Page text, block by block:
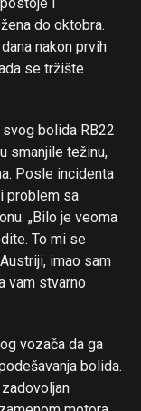
do oktobra.
nakon prvih
se tržište
bolida RB22
smanjile težinu,
Posle incidenta
problem sa
„Bilo je veoma
To mi se
imao sam
vam stvarno
vozača da ga
bolida.